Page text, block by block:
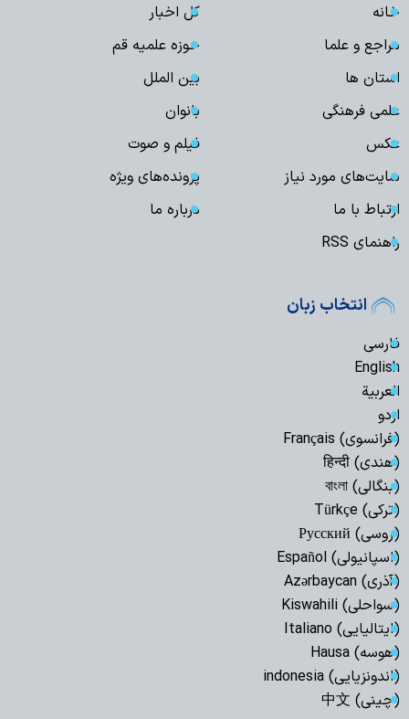
خانه
کل اخبار
مراجع و علما
حوزه علمیه قم
استان ها
بین الملل
علمی فرهنگی
بانوان
عکس
فیلم و صوت
سایت‌های مورد نیاز
پرونده‌های ویژه
ارتباط با ما
درباره ما
راهنمای RSS
انتخاب زبان
فارسی
English
العربیة
اردو
(فرانسوی) Français
(هندی) हिन्दी
(بنگالی) বাংলা
(ترکی) Türkçe
(روسی) Русский
(اسپانیولی) Español
(آذری) Azərbaycan
(سواحلی) Kiswahili
(ایتالیایی) Italiano
(هوسه) Hausa
(اندونزیایی) indonesia
(چینی) 中文